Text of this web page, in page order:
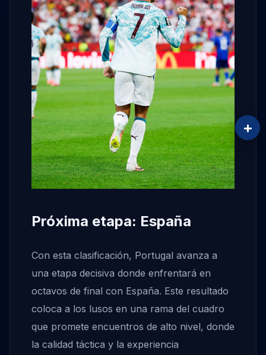
Próxima etapa: España
Con esta clasificación, Portugal avanza a
una etapa decisiva donde enfrentará en
octavos de final con España. Este resultado
coloca a los lusos en una rama del cuadro
que promete encuentros de alto nivel, donde
la calidad táctica y la experiencia
+